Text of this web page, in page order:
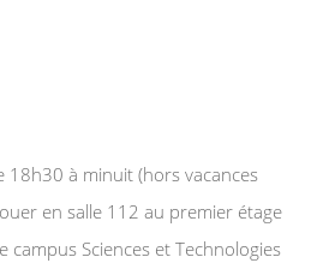
18h30 à minuit (hors vacances
en salle 112 au premier étage
campus Sciences et Technologies